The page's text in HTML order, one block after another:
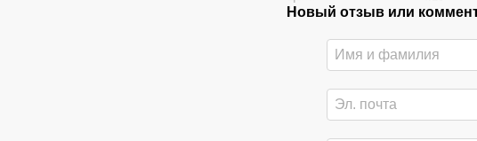
Новый отзыв или